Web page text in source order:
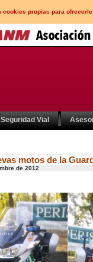
cookies propias para
Seguridad Vial
motos de la
de 2012